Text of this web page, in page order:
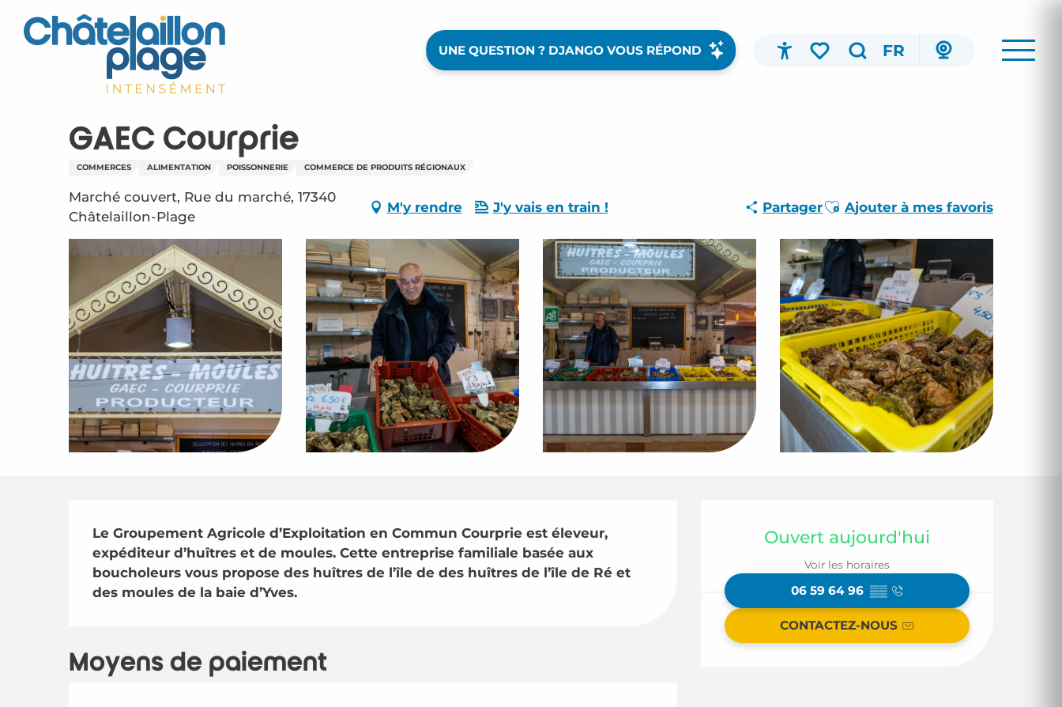
contenu
UNE QUESTION ? DJANGO VOUS RÉPOND FR
GAEC Courprie
COMMERCES ALIMENTATION POISSONNERIE COMMERCE DE PRODUITS RÉGIONAUX
Marché couvert, Rue du marché, 17340
Châtelaillon-Plage
M'y rendre J'y vais en train ! PartagerAjouter aux favoris
Ajouter à mes favoris
Ouverture et
Ouvert aujourd'hui
Voir les horaires
06 59 64 96 ▒▒
CONTACTEZ-NOUS
Description
Le Groupement Agricole d’Exploitation en Commun Courprie est éleveur,
expéditeur d’huîtres et de moules. Cette entreprise familiale basée aux
boucholeurs vous propose des huîtres de l’île de des huîtres de l’île de Ré et
des moules de la baie d’Yves.
Moyens de paiement